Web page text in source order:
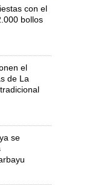
con el
bollos
el
de La
se